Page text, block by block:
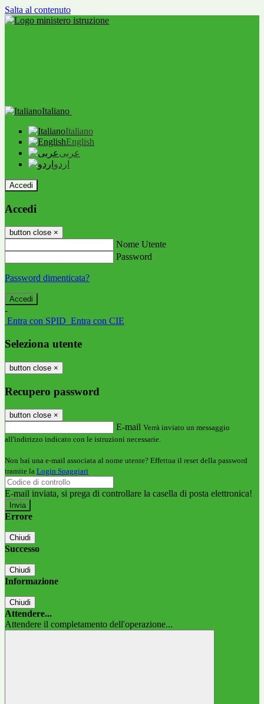
Salta al contenuto
Italiano
Italiano
English
عربى
اردو
Accedi
Accedi
button close ×
Nome Utente
Password
Password dimenticata?
-
Entra con SPID Entra con CIE
Seleziona utente
button close ×
Recupero password
button close ×
E-mail Verrà inviato un messaggio
all'indirizzo indicato con le istruzioni necessarie.
Non hai una e-mail associata al nome utente? Effettua il reset della password
tramite la Login Spaggiari
E-mail inviata, si prega di controllare la casella di posta elettronica!
Errore
Chiudi
Successo
Chiudi
Informazione
Chiudi
Attendere...
Attendere il completamento dell'operazione...